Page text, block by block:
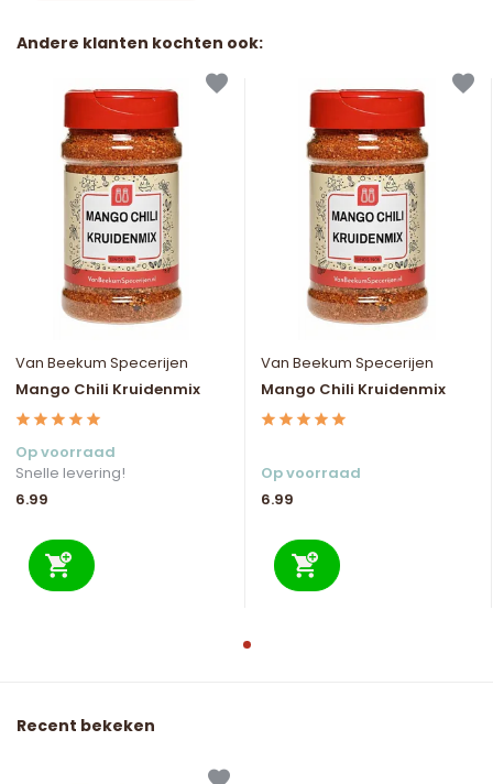
Andere klanten kochten ook:
Van Beekum Specerijen
Mango Chili Kruidenmix
Op voorraad
Snelle levering!
6.99
Van Beekum Specerijen
Mango Chili Kruidenmix
Op voorraad
6.99
Recent bekeken